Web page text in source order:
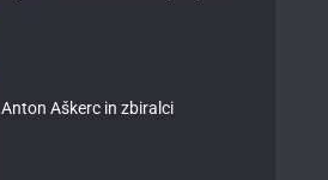
Anton Aškerc in zbiralci